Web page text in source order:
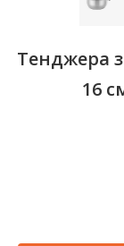
Тенджера
16